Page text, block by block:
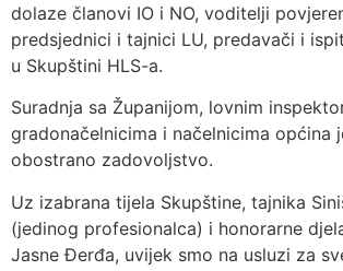
dolaze članovi IO i NO, voditelji
predsjednici i tajnici LU, predavači i
u Skupštini HLS-a.
Suradnja sa Županijom, lovnim
gradonačelnicima i načelnicima općina
obostrano zadovoljstvo.
Uz izabrana tijela Skupštine, tajnika
(jedinog profesionalca) i honorarne
Jasne Đerđa, uvijek smo na usluzi za